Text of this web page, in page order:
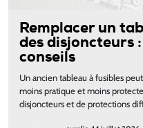
Remplacer un
des disjoncteurs
conseils
Un ancien tableau à fusibles
moins pratique et moins
disjoncteurs et de protections